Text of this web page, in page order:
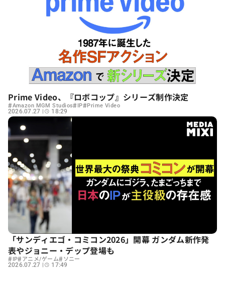
Prime Video、『ロボコップ』シリーズ制作決定
#Amazon MGM Studios#IP#Prime Video
2026.07.27 18:29
「サンディエゴ・コミコン2026」開幕 ガンダム新作発
表やジョニー・デップ登場も
#IP#アニメ/ゲーム#ソニー
2026.07.27 17:49